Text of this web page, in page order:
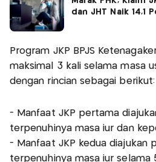
dan JHT Naik 14,1
Program JKP BPJS
maksimal 3 kali selama masa
dengan rincian sebagai berikut:
- Manfaat JKP pertama
terpenuhinya masa iur dan
- Manfaat JKP kedua diajukan
terpenuhinya masa iur selama